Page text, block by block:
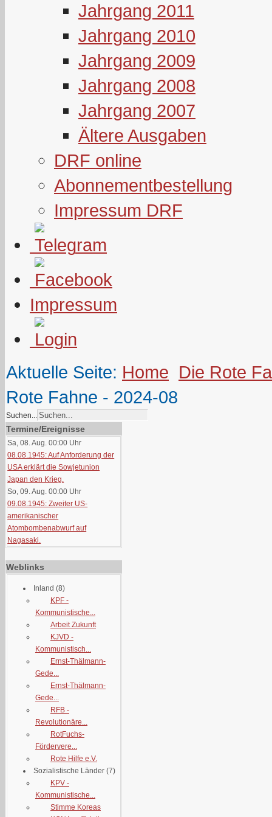
Jahrgang 2011
Jahrgang 2010
Jahrgang 2009
Jahrgang 2008
Jahrgang 2007
Ältere Ausgaben
DRF online
Abonnementbestellung
Impressum DRF
Impressum
Aktuelle Seite: Home Die Rote
Rote Fahne - 2024-08
Suchen...
Termine/Ereignisse
Sa, 08. Aug. 00:00 Uhr
08.08.1945: Auf Anforderung der
USA erklärt die Sowjetunion
Japan den Krieg.
So, 09. Aug. 00:00 Uhr
09.08.1945: Zweiter US-
amerikanischer
Atombombenabwurf auf
Nagasaki.
Weblinks
Inland (8)
KPF -
Kommunistische...
Arbeit Zukunft
KJVD -
Kommunistisch...
Ernst-Thälmann-
Gede...
Ernst-Thälmann-
Gede...
RFB -
Revolutionäre...
RotFuchs-
Fördervere...
Rote Hilfe e.V.
Sozialistische Länder (7)
KPV -
Kommunistische...
Stimme Koreas